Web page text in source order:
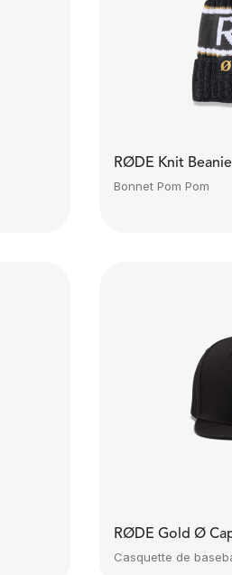
RØDE Knit Beanie
Bonnet Pom Pom
RØDE Gold Ø
Casquette de